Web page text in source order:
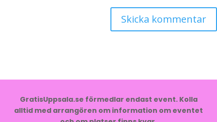
GratisUppsala.se förmedlar endast event. Kolla
alltid med arrangören om information om eventet